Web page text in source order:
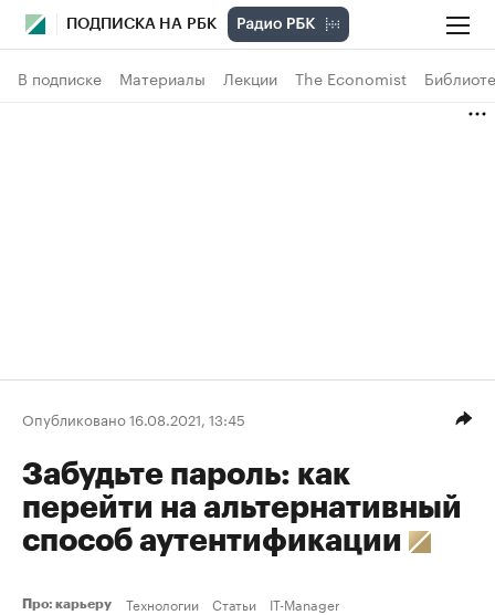
ПОДПИСКА НА РБК
В подписке Материалы Лекции The Economist
Опубликовано 16.08.2021, 13:45
Забудьте пароль: как
перейти на альтернативный
способ аутентификации
Про: карьеру Технологии Статьи IT-Manager